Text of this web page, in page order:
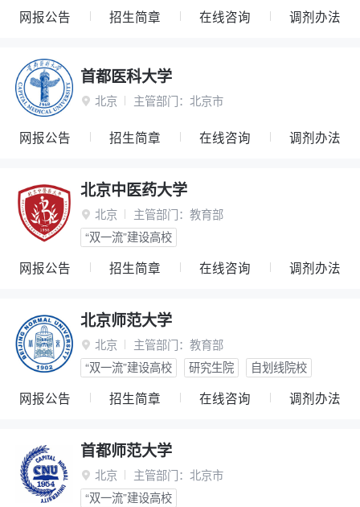
网报公告 招生简章 在线咨询 调剂办法
首都医科大学
 北京 主管部门： 北京市
网报公告 招生简章 在线咨询 调剂办法
北京中医药大学
 北京 主管部门： 教育部
“双一流”建设高校
网报公告 招生简章 在线咨询 调剂办法
北京师范大学
 北京 主管部门： 教育部
“双一流”建设高校
研究生院 自划线院校
网报公告 招生简章 在线咨询 调剂办法
首都师范大学
 北京 主管部门： 北京市
“双一流”建设高校